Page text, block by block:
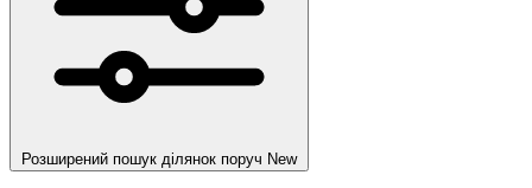
Розширений пошук ділянок поруч New